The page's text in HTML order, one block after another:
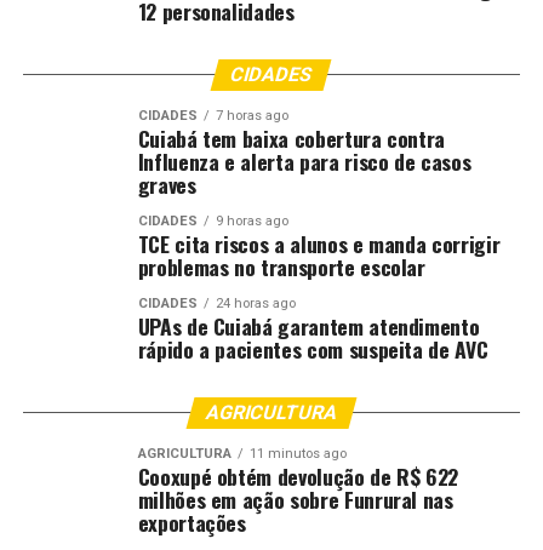
12 personalidades
CIDADES
CIDADES 7 horas ago
Cuiabá tem baixa cobertura contra
Influenza e alerta para risco de casos
graves
CIDADES 9 horas ago
TCE cita riscos a alunos e manda corrigir
problemas no transporte escolar
CIDADES 24 horas ago
UPAs de Cuiabá garantem atendimento
rápido a pacientes com suspeita de AVC
AGRICULTURA
AGRICULTURA 11 minutos ago
Cooxupé obtém devolução de R$ 622
milhões em ação sobre Funrural nas
exportações